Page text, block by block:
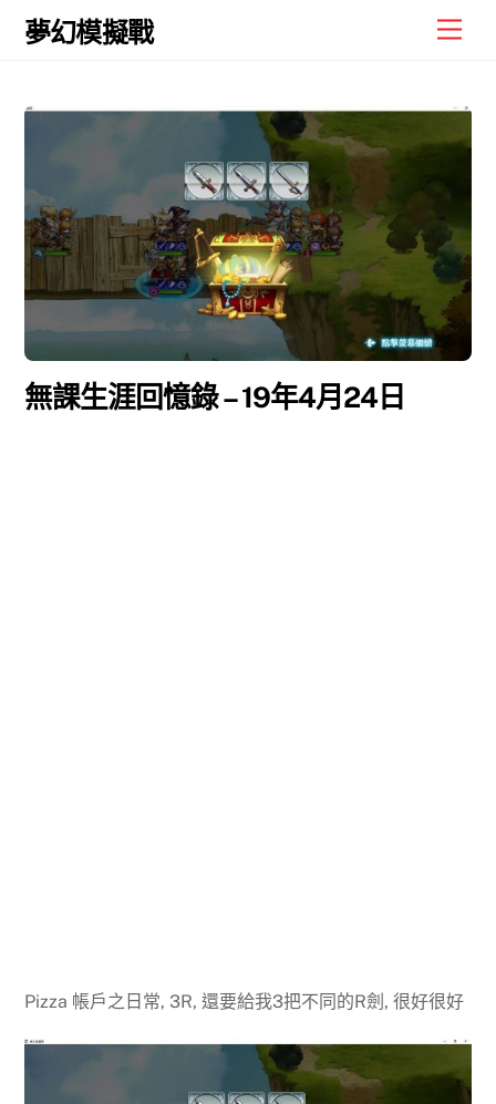
Skip
夢幻模擬戰
無課生涯回憶錄 – 19年4月24日
Pizza 帳戶之日常, 3R, 還要給我3把不同的R劍, 很好很好